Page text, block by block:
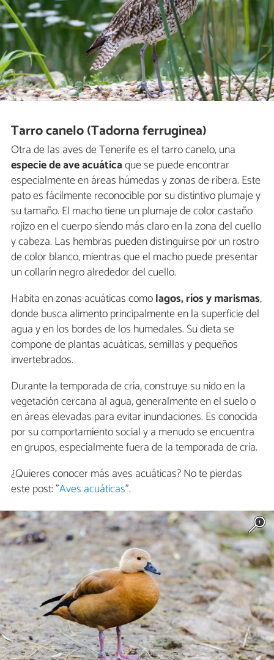
Tarro canelo (Tadorna ferruginea)
Otra de las aves de Tenerife es el tarro canelo, una
especie de ave acuáticaque se puede encontrar
especialmente en áreas húmedas y zonas de ribera. Este
pato es fácilmente reconocible por su distintivo plumaje y
su tamaño. El macho tiene un plumaje de color castaño
rojizo en el cuerpo siendo más claro en la zona del cuello
y cabeza. Las hembras pueden distinguirse por un rostro
de color blanco, mientras que el macho puede presentar
un collarín negro alrededor del cuello.
Habita en zonas acuáticas comolagos, ríos y marismas,
donde busca alimento principalmente en la superficie del
agua y en los bordes de los humedales. Su dieta se
compone de plantas acuáticas, semillas y pequeños
invertebrados.
Durante la temporada de cría, construye su nido en la
vegetación cercana al agua, generalmente en el suelo o
en áreas elevadas para evitar inundaciones. Es conocida
por su comportamiento social y a menudo se encuentra
en grupos, especialmente fuera de la temporada de cría.
¿Quieres conocer más aves acuáticas? No te pierdas
este post: "Aves acuáticas".